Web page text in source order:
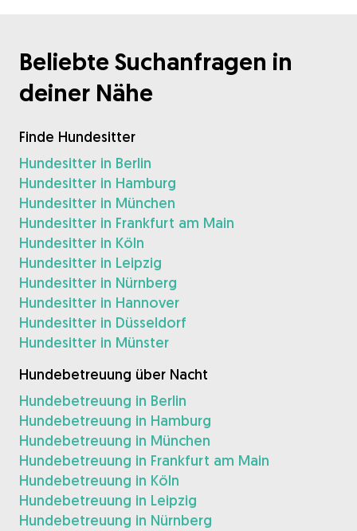
Beliebte Suchanfragen in
deiner Nähe
Finde Hundesitter
Hundesitter in Berlin
Hundesitter in Hamburg
Hundesitter in München
Hundesitter in Frankfurt am Main
Hundesitter in Köln
Hundesitter in Leipzig
Hundesitter in Nürnberg
Hundesitter in Hannover
Hundesitter in Düsseldorf
Hundesitter in Münster
Hundebetreuung über Nacht
Hundebetreuung in Berlin
Hundebetreuung in Hamburg
Hundebetreuung in München
Hundebetreuung in Frankfurt am Main
Hundebetreuung in Köln
Hundebetreuung in Leipzig
Hundebetreuung in Nürnberg